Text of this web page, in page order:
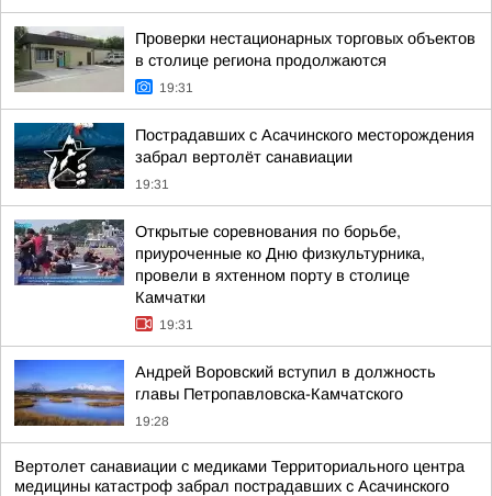
Проверки нестационарных торговых объектов
в столице региона продолжаются
19:31
Пострадавших с Асачинского месторождения
забрал вертолёт санавиации
19:31
Открытые соревнования по борьбе,
приуроченные ко Дню физкультурника,
провели в яхтенном порту в столице
Камчатки
19:31
Андрей Воровский вступил в должность
главы Петропавловска-Камчатского
19:28
Вертолет санавиации с медиками Территориального центра
медицины катастроф забрал пострадавших с Асачинского